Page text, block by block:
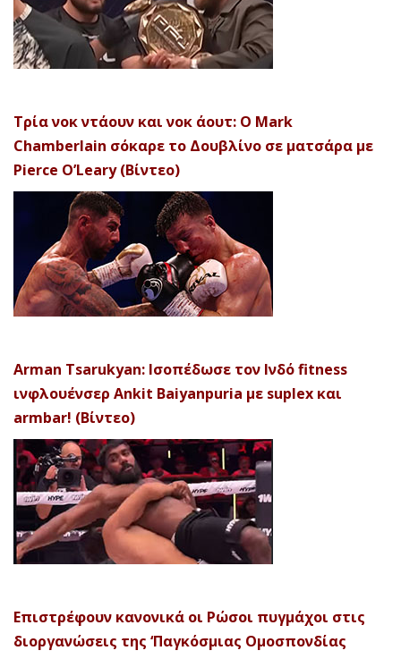
Τρία νοκ ντάουν και νοκ άουτ: Ο Mark
Chamberlain σόκαρε το Δουβλίνο σε ματσάρα με
Pierce O’Leary (Βίντεο)
Arman Tsarukyan: Ισοπέδωσε τον Ινδό fitness
ινφλουένσερ Ankit Baiyanpuria με suplex και
armbar! (Βίντεο)
Επιστρέφουν κανονικά οι Ρώσοι πυγμάχοι στις
διοργανώσεις της ‘Παγκόσμιας Ομοσπονδίας